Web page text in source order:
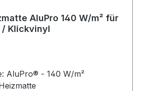
AluPro 140 W/m² für
/ Klickvinyl
Heizmatte: AluPro® - 140 W/m²